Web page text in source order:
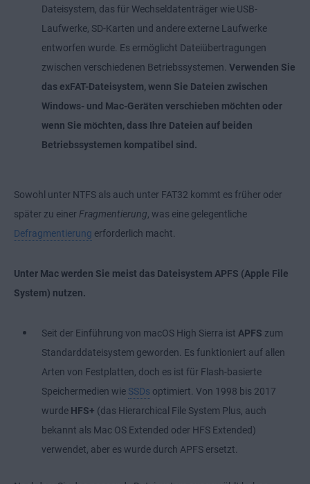
Dateisystem, das für Wechseldatenträger wie USB-
Laufwerke, SD-Karten und andere externe Laufwerke
entworfen wurde. Es ermöglicht Dateiübertragungen
zwischen verschiedenen Betriebssystemen. Verwenden Sie
das exFAT-Dateisystem, wenn Sie Dateien zwischen
Windows- und Mac-Geräten verschieben möchten oder
wenn Sie möchten, dass Ihre Dateien auf beiden
Betriebssystemen kompatibel sind.
Sowohl unter NTFS als auch unter FAT32 kommt es früher oder
später zu einer Fragmentierung , was eine gelegentliche
Defragmentierung erforderlich macht.
Unter Mac werden Sie meist das Dateisystem APFS (Apple File
System) nutzen.
Seit der Einführung von macOS High Sierra ist APFS zum
Standarddateisystem geworden. Es funktioniert auf allen
Arten von Festplatten, doch es ist für Flash-basierte
Speichermedien wie SSDs optimiert. Von 1998 bis 2017
wurde HFS+ (das Hierarchical File System Plus, auch
bekannt als Mac OS Extended oder HFS Extended)
verwendet, aber es wurde durch APFS ersetzt.